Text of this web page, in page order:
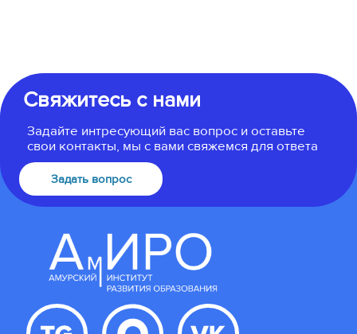
Свяжитесь с нами
Задайте интресующий вас вопрос и оставьте
свои контакты, мы с вами свяжемся для ответа
Задать вопрос